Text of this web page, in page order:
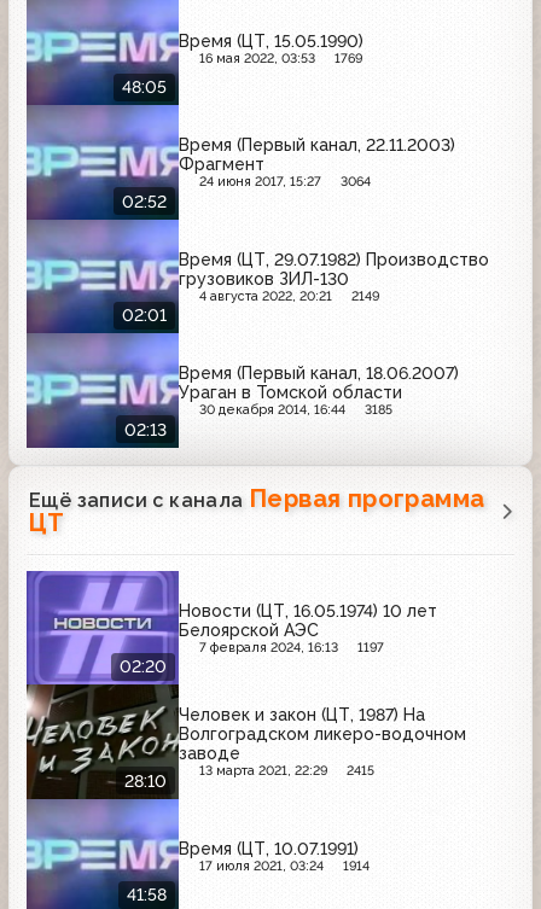
48:05
Время (ЦТ, 15.05.1990)
16 мая 2022, 03:53 1769
02:52
Время (Первый канал, 22.11.2003)
Фрагмент
24 июня 2017, 15:27 3064
02:01
Время (ЦТ, 29.07.1982) Производство
грузовиков ЗИЛ-130
4 августа 2022, 20:21 2149
02:13
Время (Первый канал, 18.06.2007)
Ураган в Томской области
30 декабря 2014, 16:44 3185
Ещё записи с канала Первая программа
ЦТ
02:20
Новости (ЦТ, 16.05.1974) 10 лет
Белоярской АЭС
7 февраля 2024, 16:13 1197
28:10
Человек и закон (ЦТ, 1987) На
Волгоградском ликеро-водочном
заводе
13 марта 2021, 22:29 2415
41:58
Время (ЦТ, 10.07.1991)
17 июля 2021, 03:24 1914